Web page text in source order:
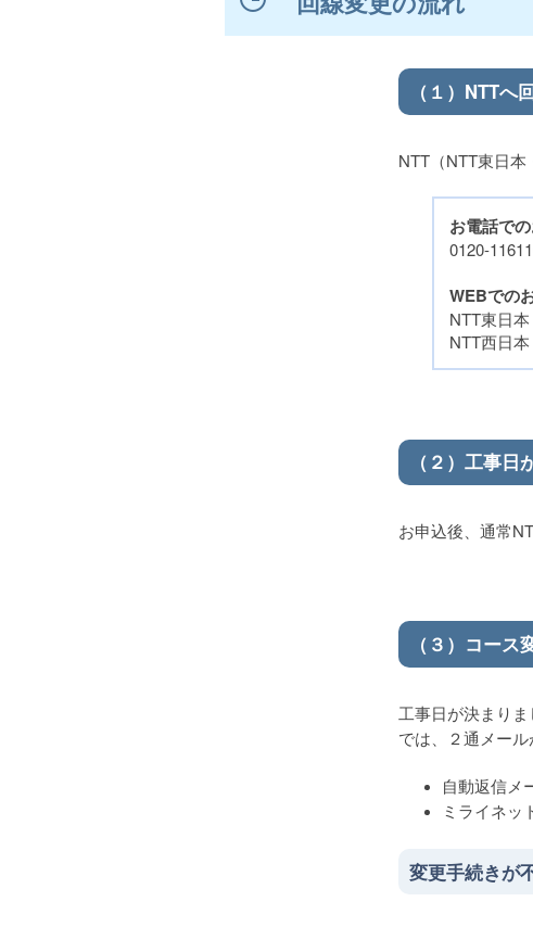
（１）NTTへ
NTT（NTT東日本
お電話で
0120-
WEBでの
NTT東日本
NTT西日本
（２）工事日
お申込後、通常
（３）コース
工事日が決まり
では、２通メール
自動返信メ
ミライネッ
変更手続きが